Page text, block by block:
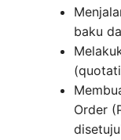
baku
Order